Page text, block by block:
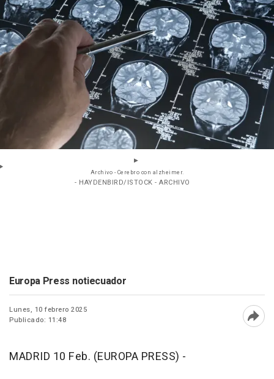
Archivo - Cerebro con alzheimer.
- HAYDENBIRD/ISTOCK - ARCHIVO
Europa Press notiecuador
Lunes, 10 febrero 2025
Publicado: 11:48
MADRID 10 Feb. (EUROPA PRESS) -